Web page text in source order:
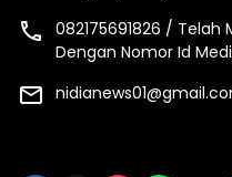
082175691826 / Telah
Dengan Nomor Id